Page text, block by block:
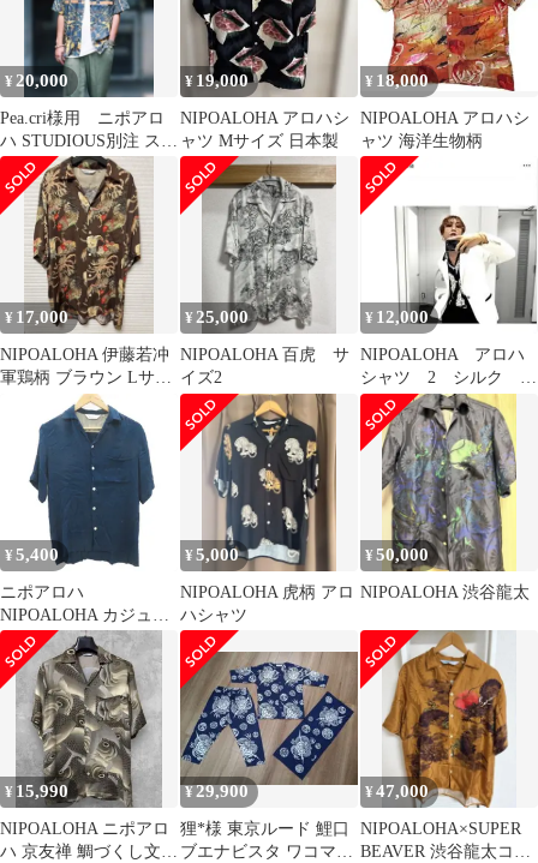
¥20,000
Pea.cri様用 ニポアロ
ハ STUDIOUS別注 スカ
ーフ柄 アロハ M
¥ 19,000
NIPOALOHA アロハシ
ャツ Mサイズ 日本製
¥ 18,000
NIPOALOHA アロハシ
ャツ 海洋生物柄
¥ 17,000
NIPOALOHA 伊藤若冲
軍鶏柄 ブラウン Lサイ
¥25,000
NIPOALOHA 百虎 サ
イズ2
¥ 12,000
NIPOALOHA アロハ
シャツ 2 シルク 半
袖シャツ 渋谷龍太
¥ 5,400
ニポアロハ
NIPOALOHA カジュア
ルシャツ 濃紺 ダークネ
イビー 無地 半袖 /HO38
■ECB005
¥5,000
NIPOALOHA 虎柄 アロ
ハシャツ
¥50,000
NIPOALOHA 渋谷龍太
¥ 15,990
NIPOALOHA ニポアロ
ハ 京友禅 鯛づくし文様
¥29,900
狸*様 東京ルード 鯉口
ブエナビスタ ワコマリ
¥47,000
NIPOALOHA×SUPER
BEAVER 渋谷龍太コラ